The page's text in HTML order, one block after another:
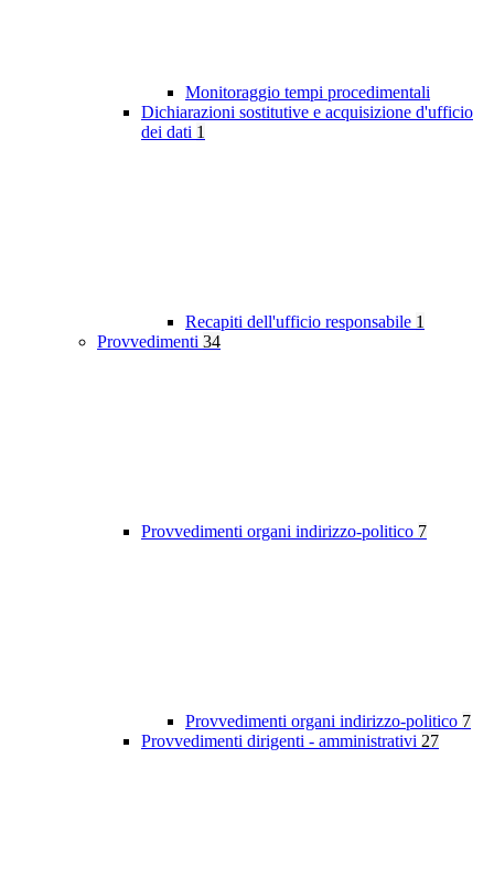
Monitoraggio tempi procedimentali
Dichiarazioni sostitutive e acquisizione d'ufficio
dei dati 1
Recapiti dell'ufficio responsabile 1
Provvedimenti 34
Provvedimenti organi indirizzo-politico 7
Provvedimenti organi indirizzo-politico 7
Provvedimenti dirigenti - amministrativi 27